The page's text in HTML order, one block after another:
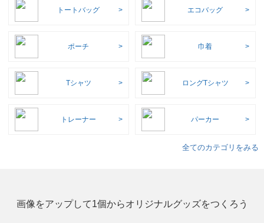
トートバッグ エコバッグ
ポーチ 巾着
Tシャツ ロングTシャツ
トレーナー パーカー
全てのカテゴリをみる
画像をアップして1個からオリジナルグッズをつくろう